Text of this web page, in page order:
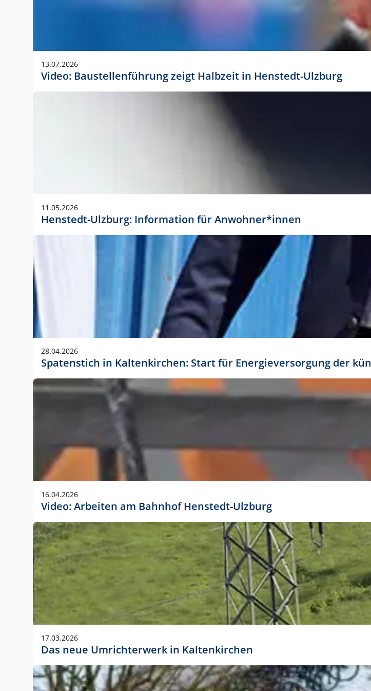
Anwendungsgröße im Layout:
Die Logohöhe beträgt 4 – 10 % der jeweiligen Formathöhe. Daraus ergeben sich für
folgende fest definierte Anwendungsgrößen im Layout:
DIN A3 – 15 mm hoch (5 %)
DIN A1 – 39 mm hoch (5 %)
DIN lang – 10 mm hoch (5 %)
1080 x 1080 px – 78 px hoch (7 %)
In Ausnahmefällen darf das Logo jedoch auch größer oder kleiner gesetzt werden.
stets der vorherigen Absprache mit der Marketingabteilung.
13.07.2026
Video: Baustellenführung zeigt Halbzeit in Henstedt-Ulzburg
11.05.2026
Henstedt-Ulzburg: Information für Anwohner*innen
28.04.2026
Spatenstich in Kaltenkirchen: Start für Energieversorgung der
16.04.2026
Video: Arbeiten am Bahnhof Henstedt-Ulzburg
17.03.2026
Das neue Umrichterwerk in Kaltenkirchen